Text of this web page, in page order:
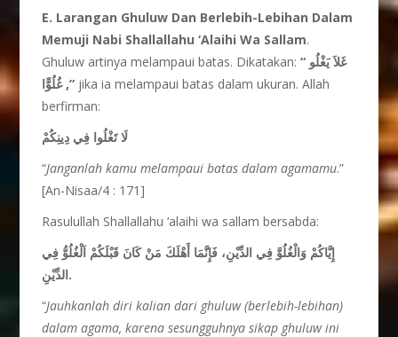
E. Larangan Ghuluw Dan Berlebih-Lebihan Dalam
Memuji Nabi Shallallahu ‘Alaihi Wa Sallam.
Ghuluw artinya melampaui batas. Dikatakan:“ غَلاَ يَغْلُو
غُلُوًّا ,” jika ia melampaui batas dalam ukuran. Allah
berfirman:
لَا تَغْلُوا فِي دِينِكُمْ
“Janganlah kamu melampaui batas dalam agamamu.”
[An-Nisaa/4 : 171]
Rasulullah Shallallahu ‘alaihi wa sallam bersabda:
إِيَّاكُمْ وَالْغُلُوَّ فِي الدِّيْنِ، فَإِنَّمَا أَهْلَكَ مَنْ كَانَ قَبْلَكُمْ اَلْغُلُوُّ فِي
الدِّيْنِ.
“Jauhkanlah diri kalian dari ghuluw (berlebih-lebihan)
dalam agama, karena sesungguhnya sikap ghuluw ini